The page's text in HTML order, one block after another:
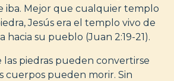
iba. Mejor que cualquier templo
Jesús era el templo vivo de
hacia su pueblo (Juan 2:19-21).
piedras pueden convertirse
cuerpos pueden morir. Sin